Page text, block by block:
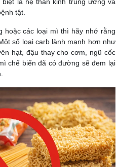
là hệ thần kinh trung ương và
tật.
hoặc các loại mì thì hãy nhớ rằng
số loại carb lành mạnh hơn như
hạt, đậu thay cho cơm, ngũ cốc
chế biến đã có đường sẽ đem lại